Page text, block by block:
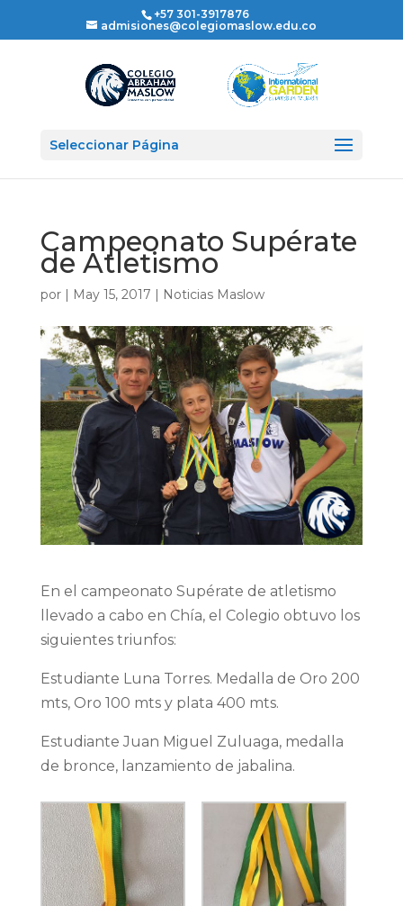
+57 301-3917876
admisiones@colegiomaslow.edu.co
Seleccionar Página
Campeonato Supérate
de Atletismo
por | May 15, 2017 | Noticias Maslow
En el campeonato Supérate de atletismo
llevado a cabo en Chía, el Colegio obtuvo los
siguientes triunfos:
Estudiante Luna Torres. Medalla de Oro 200
mts, Oro 100 mts y plata 400 mts.
Estudiante Juan Miguel Zuluaga, medalla
de bronce, lanzamiento de jabalina.